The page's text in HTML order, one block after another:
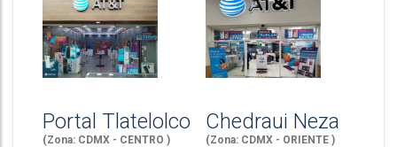
Portal Tlatelolco
(Zona: CDMX - CENTRO )
Chedraui Neza
(Zona: CDMX - ORIENTE )